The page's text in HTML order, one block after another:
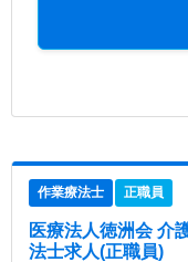
作業療法士 正職員
医療法人徳洲会 介
法士求人(正職員)